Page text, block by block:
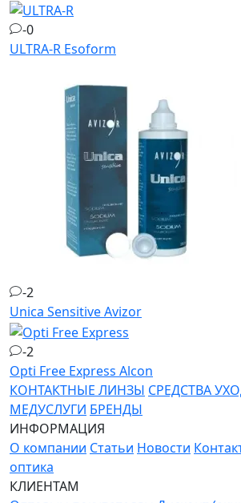
-0
ULTRA-R Esoform
-2
Unica SensitiveAvizor
-2
Opti Free Express Alcon
КОНТАКТНЫЕ ЛИНЗЫ СРЕДСТВА
МЕДУСЛУГИ БРЕНДЫ
ИНФОРМАЦИЯ
О компании Статьи Новости
оптика
КЛИЕНТАМ